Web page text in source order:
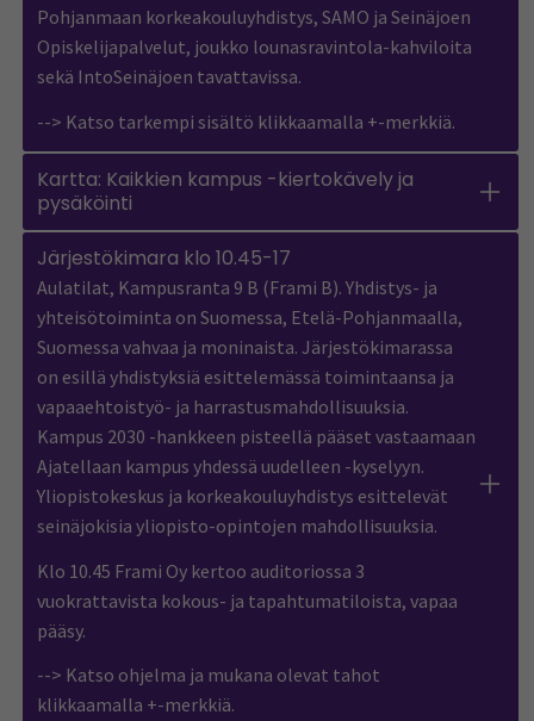
Pohjanmaan korkeakouluyhdistys, SAMO ja Seinäjoen
Opiskelijapalvelut, joukko lounasravintola-kahviloita
sekä IntoSeinäjoen tavattavissa.
--> Katso tarkempi sisältö klikkaamalla +-merkkiä.
Kartta: Kaikkien kampus -kiertokävely ja
pysäköinti
Järjestökimara klo 10.45-17
Aulatilat, Kampusranta 9 B (Frami B). Yhdistys- ja
yhteisötoiminta on Suomessa, Etelä-Pohjanmaalla,
Suomessa vahvaa ja moninaista. Järjestökimarassa
on esillä yhdistyksiä esittelemässä toimintaansa ja
vapaaehtoistyö- ja harrastusmahdollisuuksia.
Kampus 2030 -hankkeen pisteellä pääset vastaamaan
Ajatellaan kampus yhdessä uudelleen -kyselyyn.
Yliopistokeskus ja korkeakouluyhdistys esittelevät
seinäjokisia yliopisto-opintojen mahdollisuuksia.
Klo 10.45 Frami Oy kertoo auditoriossa 3
vuokrattavista kokous- ja tapahtumatiloista, vapaa
pääsy.
--> Katso ohjelma ja mukana olevat tahot
klikkaamalla +-merkkiä.